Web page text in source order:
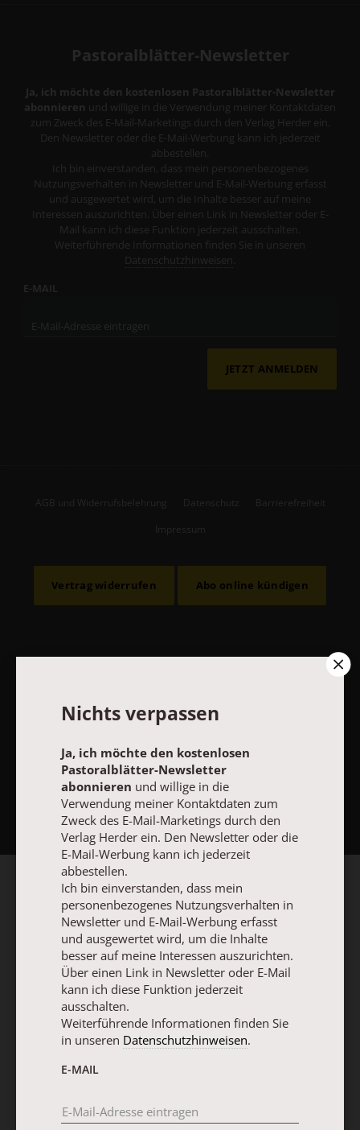
Pastoralblätter-Newsletter
Ja, ich möchte den kostenlosen Pastoralblätter-Newsletter
abonnieren und willige in die Verwendung meiner Kontaktdaten
zum Zweck des E-Mail-Marketings durch den Verlag Herder ein.
Den Newsletter oder die E-Mail-Werbung kann ich jederzeit
abbestellen.
Ich bin einverstanden, dass mein personenbezogenes
Nutzungsverhalten in Newsletter und E-Mail-Werbung erfasst
und ausgewertet wird, um die Inhalte besser auf meine
Interessen auszurichten. Über einen Link in Newsletter oder E-
Mail kann ich diese Funktion jederzeit ausschalten.
Weiterführende Informationen finden Sie in unseren
Datenschutzhinweisen
E-MAIL
JETZT ANMELDEN
AGB und Widerrufsbelehrung Datenschutz Barrierefreiheit
Impressum
Vertrag widerrufen Abo online kündigen
NACH OBEN
Nichts verpassen
Ja, ich möchte den kostenlosen
Pastoralblätter-Newsletter
abonnieren und willige in die
Verwendung meiner Kontaktdaten zum
Zweck des E-Mail-Marketings durch den
Verlag Herder ein. Den Newsletter oder die
E-Mail-Werbung kann ich jederzeit
abbestellen.
Ich bin einverstanden, dass mein
personenbezogenes Nutzungsverhalten in
Newsletter und E-Mail-Werbung erfasst
und ausgewertet wird, um die Inhalte
besser auf meine Interessen auszurichten.
Über einen Link in Newsletter oder E-Mail
kann ich diese Funktion jederzeit
ausschalten.
Weiterführende Informationen finden Sie
in unseren Datenschutzhinweisen.
E-MAIL